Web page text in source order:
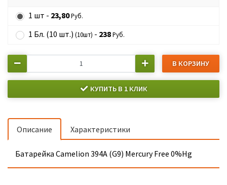
1 шт - 23,80Руб.
1 Бл. (10 шт.) (10шт) - 238Руб.
В КОРЗИНУ
КУПИТЬ В 1 КЛИК
Описание Характеристики
Батарейка Camelion 394A (G9) Mercury Free 0%Hg